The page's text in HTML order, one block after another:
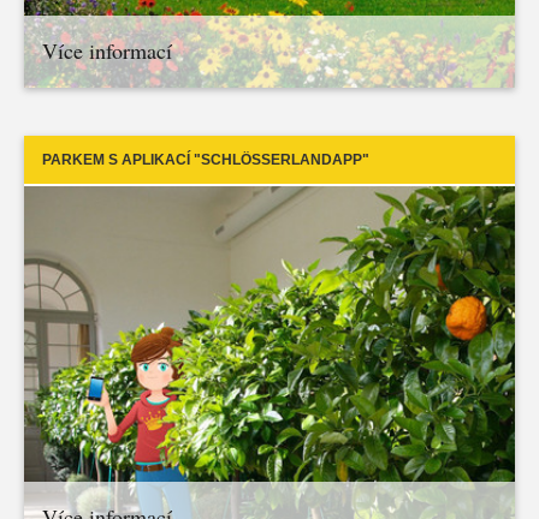
Více informací
PARKEM S APLIKACÍ "SCHLÖSSERLANDAPP"